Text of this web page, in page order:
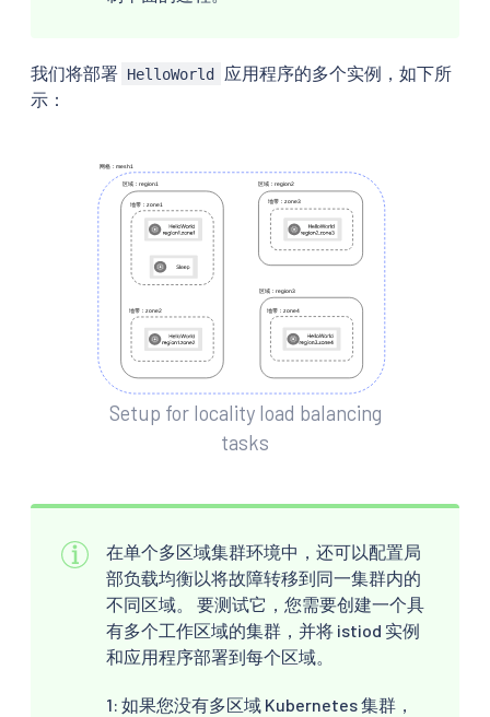
我们将部署 HelloWorld
应用程序的多个实例，如下所
示：
Setup for locality load balancing
tasks
在单个多区域集群环境中，还可以配置局
部负载均衡以将故障转移到同一集群内的
不同区域。 要测试它，您需要创建一个具
有多个工作区域的集群，并将 istiod 实例
和应用程序部署到每个区域。
1: 如果您没有多区域 Kubernetes 集群，